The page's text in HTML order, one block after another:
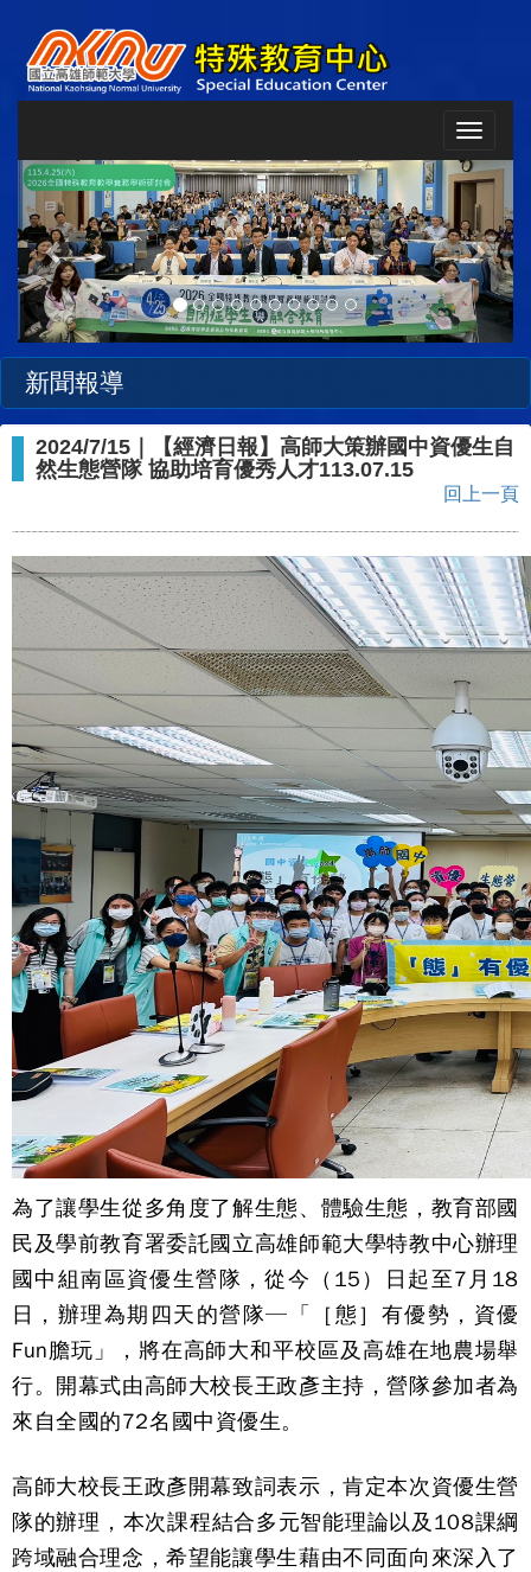
Toggle
Previous Next
新聞報導
2024/7/15｜【經濟日報】高師大策辦國中資優生自
然生態營隊 協助培育優秀人才113.07.15
回上一頁
為了讓學生從多角度了解生態、體驗生態，教育部國
民及學前教育署委託國立高雄師範大學特教中心辦理
國中組南區資優生營隊，從今（15）日起至7月18
日，辦理為期四天的營隊─「［態］有優勢，資優
Fun膽玩」，將在高師大和平校區及高雄在地農場舉
行。開幕式由高師大校長王政彥主持，營隊參加者為
來自全國的72名國中資優生。
高師大校長王政彥開幕致詞表示，肯定本次資優生營
隊的辦理，本次課程結合多元智能理論以及108課綱
跨域融合理念，希望能讓學生藉由不同面向來深入了